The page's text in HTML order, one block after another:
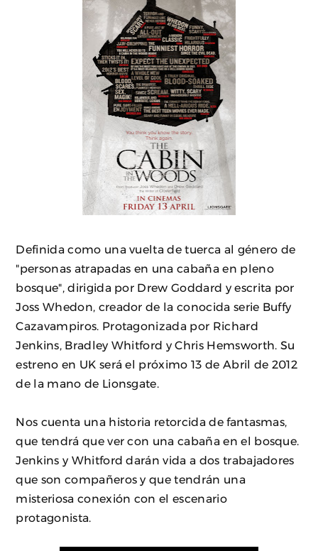
Definida como una vuelta de tuerca al género de
"personas atrapadas en una cabaña en pleno
bosque", dirigida por Drew Goddard y escrita por
Joss Whedon, creador de la conocida serie Buffy
Cazavampiros. Protagonizada por Richard
Jenkins, Bradley Whitford y Chris Hemsworth. Su
estreno en UK será el próximo 13 de Abril de 2012
de la mano de Lionsgate.
Nos cuenta una historia retorcida de fantasmas,
que tendrá que ver con una cabaña en el bosque.
Jenkins y Whitford darán vida a dos trabajadores
que son compañeros y que tendrán una
misteriosa conexión con el escenario
protagonista.